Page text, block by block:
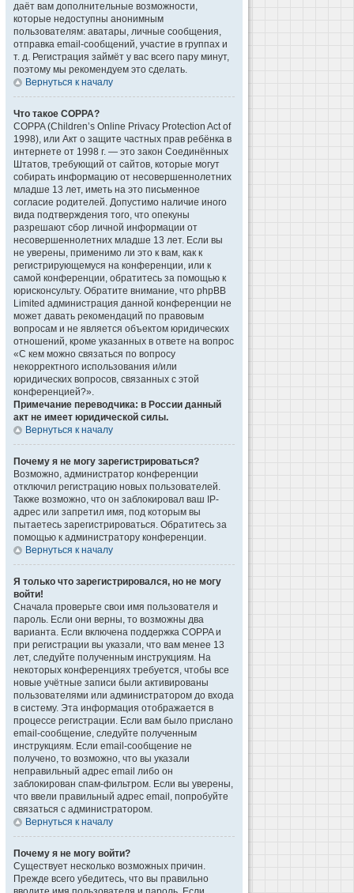
даёт вам дополнительные возможности,
которые недоступны анонимным
пользователям: аватары, личные сообщения,
отправка email-сообщений, участие в группах и
т. д. Регистрация займёт у вас всего пару минут,
поэтому мы рекомендуем это сделать.
Вернуться к началу
Что такое COPPA?
COPPA (Children’s Online Privacy Protection Act of
1998), или Акт о защите частных прав ребёнка в
интернете от 1998 г. — это закон Соединённых
Штатов, требующий от сайтов, которые могут
собирать информацию от несовершеннолетних
младше 13 лет, иметь на это письменное
согласие родителей. Допустимо наличие иного
вида подтверждения того, что опекуны
разрешают сбор личной информации от
несовершеннолетних младше 13 лет. Если вы
не уверены, применимо ли это к вам, как к
регистрирующемуся на конференции, или к
самой конференции, обратитесь за помощью к
юрисконсульту. Обратите внимание, что phpBB
Limited администрация данной конференции не
может давать рекомендаций по правовым
вопросам и не является объектом юридических
отношений, кроме указанных в ответе на вопрос
«С кем можно связаться по вопросу
некорректного использования и/или
юридических вопросов, связанных с этой
конференцией?».
Примечание переводчика: в России данный
акт не имеет юридической силы.
Вернуться к началу
Почему я не могу зарегистрироваться?
Возможно, администратор конференции
отключил регистрацию новых пользователей.
Также возможно, что он заблокировал ваш IP-
адрес или запретил имя, под которым вы
пытаетесь зарегистрироваться. Обратитесь за
помощью к администратору конференции.
Вернуться к началу
Я только что зарегистрировался, но не могу
войти!
Сначала проверьте свои имя пользователя и
пароль. Если они верны, то возможны два
варианта. Если включена поддержка COPPA и
при регистрации вы указали, что вам менее 13
лет, следуйте полученным инструкциям. На
некоторых конференциях требуется, чтобы все
новые учётные записи были активированы
пользователями или администратором до входа
в систему. Эта информация отображается в
процессе регистрации. Если вам было прислано
email-сообщение, следуйте полученным
инструкциям. Если email-сообщение не
получено, то возможно, что вы указали
неправильный адрес email либо он
заблокирован спам-фильтром. Если вы уверены,
что ввели правильный адрес email, попробуйте
связаться с администратором.
Вернуться к началу
Почему я не могу войти?
Существует несколько возможных причин.
Прежде всего убедитесь, что вы правильно